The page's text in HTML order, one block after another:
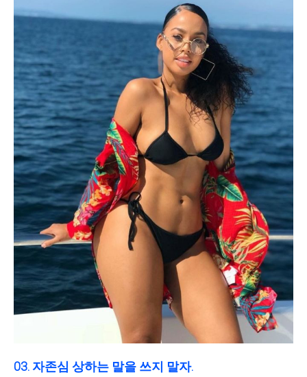
03. 자존심 상하는 말을 쓰지 말자.